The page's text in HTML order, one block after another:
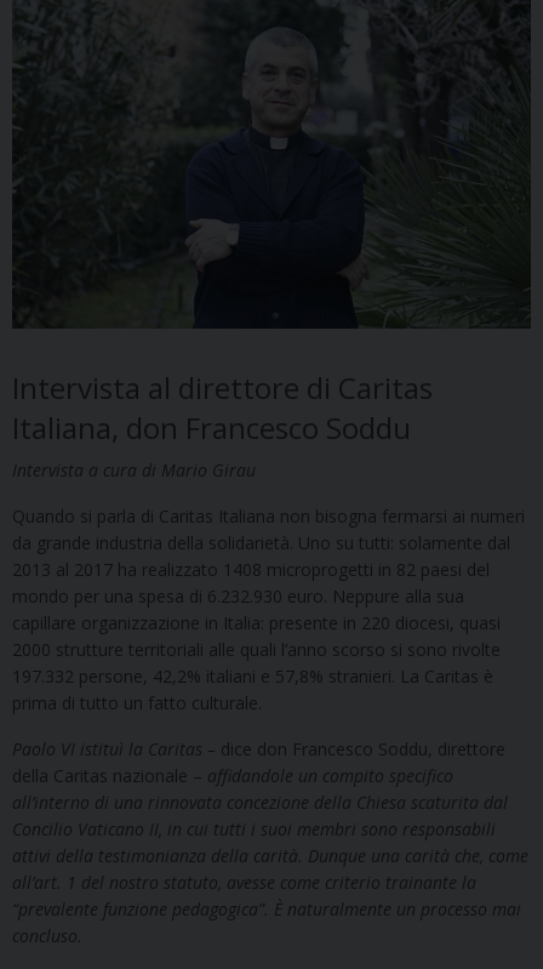
Intervista al direttore di Caritas
Italiana, don Francesco Soddu
Intervista a cura di Mario Girau
Quando si parla di Caritas Italiana non bisogna fermarsi ai numeri
da grande industria della solidarietà. Uno su tutti: solamente dal
2013 al 2017 ha realizzato 1408 microprogetti in 82 paesi del
mondo per una spesa di 6.232.930 euro. Neppure alla sua
capillare organizzazione in Italia: presente in 220 diocesi, quasi
2000 strutture territoriali alle quali l’anno scorso si sono rivolte
197.332 persone, 42,2% italiani e 57,8% stranieri. La Caritas è
prima di tutto un fatto culturale.
Paolo VI istituì la Caritas – dice don Francesco Soddu, direttore
della Caritas nazionale – affidandole un compito specifico
all’interno di una rinnovata concezione della Chiesa scaturita dal
Concilio Vaticano II, in cui tutti i suoi membri sono responsabili
attivi della testimonianza della carità. Dunque una carità che, come
all’art. 1 del nostro statuto, avesse come criterio trainante la
“prevalente funzione pedagogica”. È naturalmente un processo mai
concluso.